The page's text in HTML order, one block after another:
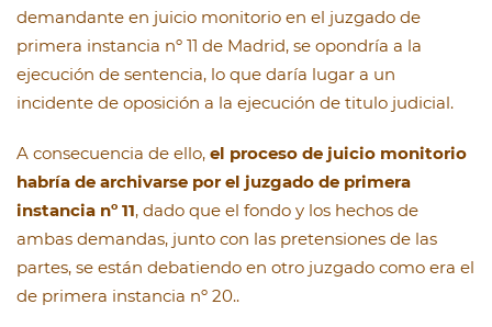
demandante en juicio monitorio en el juzgado de
primera instancia nº 11 de Madrid, se opondría a la
ejecución de sentencia, lo que daría lugar a un
incidente de oposición a la ejecución de titulo judicial.
A consecuencia de ello, el proceso de juicio monitorio
habría de archivarse por el juzgado de primera
instancia nº 11, dado que el fondo y los hechos de
ambas demandas, junto con las pretensiones de las
partes, se están debatiendo en otro juzgado como era el
de primera instancia nº 20..